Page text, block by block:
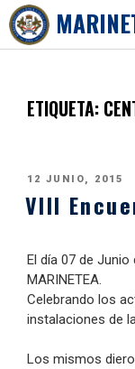
contentETIQUETA:
PUBLICADO
12 JUNIO, 2015
VIII
El día 07 de
MARINETEA.
Celebrando los
instalaciones de
Los mismos